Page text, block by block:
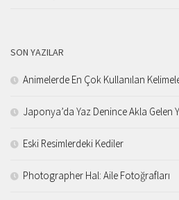
SON YAZILAR
Animelerde En Çok Kullanılan
Japonya’da Yaz Denince Akla Gelen
Eski Resimlerdeki Kediler
Photographer Hal: Aile Fotoğrafları